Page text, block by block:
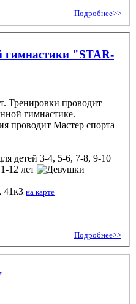
Подробнее>>
гимнастики "STAR-
Тренировки проводит
гимнастике.
проводит Мастер спорта
детей 3-4, 5-6, 7-8, 9-10
12 лет
41к3 на карте
Подробнее>>